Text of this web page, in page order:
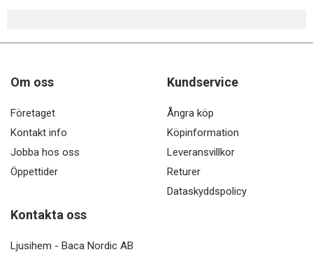
Om oss
Företaget
Kontakt info
Jobba hos oss
Öppettider
Kundservice
Ångra köp
Köpinformation
Leveransvillkor
Returer
Dataskyddspolicy
Kontakta oss
Ljusihem - Baca Nordic AB